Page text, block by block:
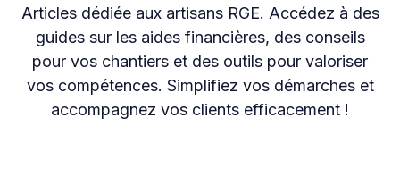
Articles dédiée aux artisans RGE. Accédez à des
guides sur les aides financières, des conseils
pour vos chantiers et des outils pour valoriser
vos compétences. Simplifiez vos démarches et
accompagnez vos clients efficacement !